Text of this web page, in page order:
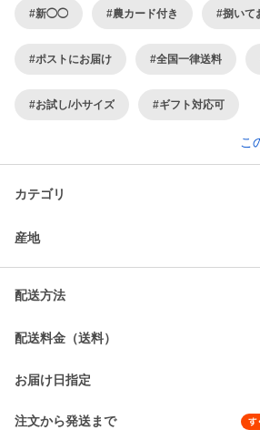
#新◯◯ #農カード付き #捌いて
#ポストにお届け #全国一律送料
#お試し/小サイズ #ギフト対応可
こ
カテゴリ
産地
配送方法
配送料金（送料）
お届け日指定
注文から発送まで